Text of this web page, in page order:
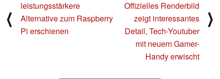
⟨
leistungsstärkere
Alternative zum Raspberry
Pi erschienen
Offizielles Renderbild
zeigt interessantes
Detail, Tech-Youtuber
mit neuem Gamer-
Handy erwischt
⟩